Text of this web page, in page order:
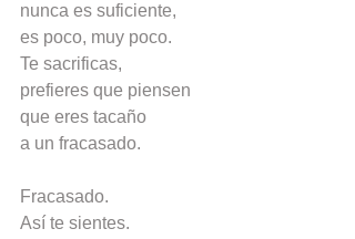
nunca es suficiente,
es poco, muy poco.
Te sacrificas,
prefieres que piensen
que eres tacaño
a un fracasado.
Fracasado.
Así te sientes.